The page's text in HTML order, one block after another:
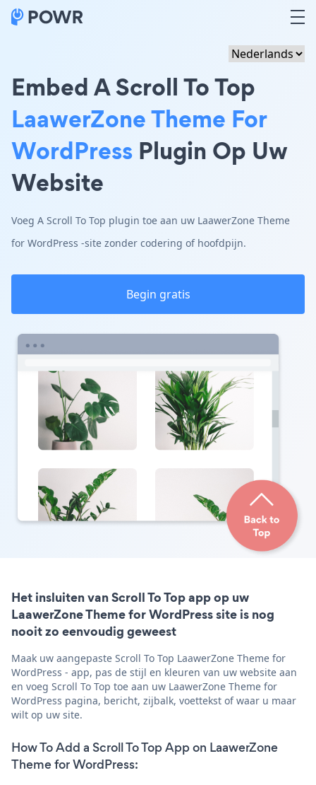
Embed A Scroll To Top
LaawerZone Theme For
WordPress Plugin Op Uw
Website
Voeg A Scroll To Top plugin toe aan uw LaawerZone Theme
for WordPress -site zonder codering of hoofdpijn.
Begin gratis
Het insluiten van Scroll To Top app op uw
LaawerZone Theme for WordPress site is nog
nooit zo eenvoudig geweest
Maak uw aangepaste Scroll To Top LaawerZone Theme for
WordPress - app, pas de stijl en kleuren van uw website aan
en voeg Scroll To Top toe aan uw LaawerZone Theme for
WordPress pagina, bericht, zijbalk, voettekst of waar u maar
wilt op uw site.
How To Add a Scroll To Top App on LaawerZone
Theme for WordPress: